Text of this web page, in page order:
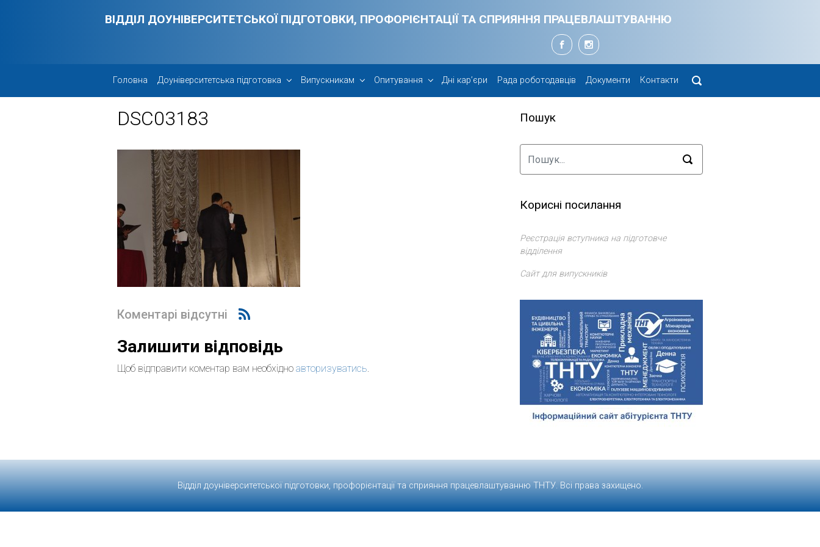
ВІДДІЛ ДОУНІВЕРСИТЕТСЬКОЇ ПІДГОТОВКИ, ПРОФОРІЄНТАЦІЇ ТА СПРИЯННЯ ПРАЦЕВЛАШТУВАННЮ
Головна Доуніверситетська підготовка Випускникам Опитування Дні кар’єри Рада роботодавців Документи Контакти
DSC03183
Коментарі відсутні
Залишити відповідь
Щоб відправити коментар вам необхідно авторизуватись.
Пошук
Корисні посилання
Реєстрація вступника на підготовче
відділення
Сайт для випускників
Відділ доуніверситетської підготовки, профорієнтації та сприяння працевлаштуванню ТНТУ. Всі права захищено.